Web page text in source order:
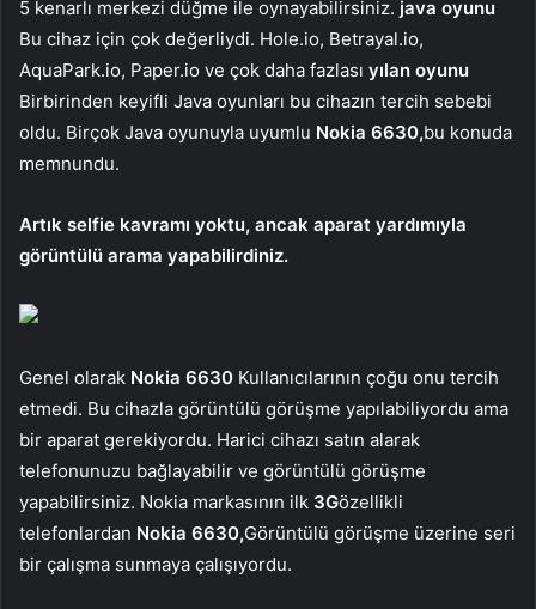
5 kenarlı merkezi düğme ile oynayabilirsiniz. java oyunu
Bu cihaz için çok değerliydi. Hole.io, Betrayal.io,
AquaPark.io, Paper.io ve çok daha fazlası yılan oyunu
Birbirinden keyifli Java oyunları bu cihazın tercih sebebi
oldu. Birçok Java oyunuyla uyumlu Nokia 6630,bu konuda
memnundu.
Artık selfie kavramı yoktu, ancak aparat yardımıyla
görüntülü arama yapabilirdiniz.
Genel olarak Nokia 6630 Kullanıcılarının çoğu onu tercih
etmedi. Bu cihazla görüntülü görüşme yapılabiliyordu ama
bir aparat gerekiyordu. Harici cihazı satın alarak
telefonunuzu bağlayabilir ve görüntülü görüşme
yapabilirsiniz. Nokia markasının ilk 3Gözellikli
telefonlardan Nokia 6630,Görüntülü görüşme üzerine seri
bir çalışma sunmaya çalışıyordu.